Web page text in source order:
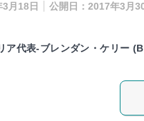
月18日 公開日：2017年3月
ア代表-ブレンダン・ケリー